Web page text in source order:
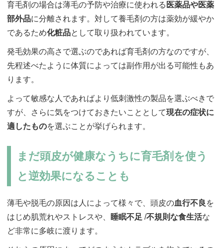
育毛剤の場合は薄毛の予防や治療に使われる 医薬品や医薬
部外品に分離されます。対して養毛剤の方は薬効が緩やか
であるため化粧品として取り扱われています。
発毛効果の高さで選ぶのであれば育毛剤の方なのですが、
先程述べたように体質によっては副作用が出る可能性もあ
ります。
よって敏感な人であればより低刺激性の製品を選ぶべきで
すが、さらに気をつけておきたいこととして現在の症状に
適したものを選ぶことが挙げられます。
まだ頭皮が健康なうちに育毛剤を使う
と逆効果になることも
薄毛や脱毛の原因は人によって様々で、頭皮の血行不良 を
はじめ肌荒れやストレスや、
睡眠不足 /不規則な食生活な
ど非常に多岐に渡ります。